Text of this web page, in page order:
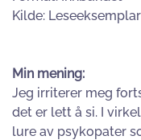
Kilde: Leseeksemplar
Min mening:
Jeg irriterer meg
det er lett å si. I
lure av psykopater